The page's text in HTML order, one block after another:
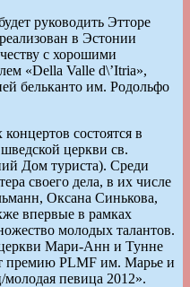
руководить Этторе
в Эстонии
с хорошими
«Della Valle d\’Itria»,
бельканто им. Родольфо
состоятся в
церкви св.
Дом туриста). Среди
своего дела, в их числе
Оксана Синькова,
впервые в рамках
молодых талантов.
церкви Мари-Анн и Тунне
премию PLMF им. Марье и
певица 2012».